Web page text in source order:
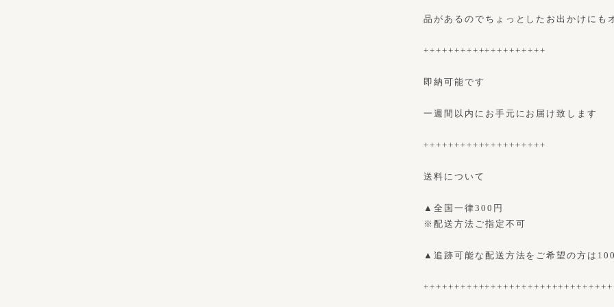
品があるのでちょっとしたお出かけにも
++++++++++++++++++++
即納可能です
一週間以内にお手元にお届け致します
++++++++++++++++++++
送料について
▲全国一律300円
※配送方法ご指定不可
▲追跡可能な配送方法をご希望の方は